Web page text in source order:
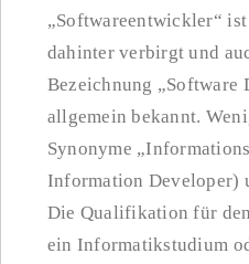
„Softwareentwickler“
dahinter verbirgt und
Bezeichnung „Software
allgemein bekannt.
Synonyme
Information Developer)
Die Qualifikation für
ein Informatikstudium